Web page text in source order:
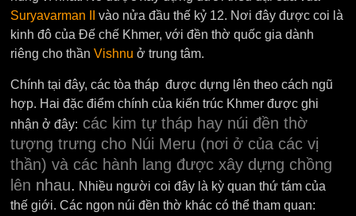
Suryavarman II
vào nửa đầu thế kỷ 12. Nơi đây được coi là
kinh đô của Đế chế Khmer, với đền thờ quốc gia dành
riêng cho thầnVishnu ở trung tâm.
Chính tại đây, các tòa tháp được dựng lên theo cách ngũ
hợp. Hai đặc điểm chính của kiến ​​trúc Khmer được ghi
nhận ở đây: các kim tự tháp hay núi đền thờ
tượng trưng cho Núi Meru (nơi ở của các vị
thần) và các hành lang được xây dựng chồng
lên nhau. Nhiều người coi đây là kỳ quan thứ tám của
thế giới. Các ngọn núi đền thờ khác có thể tham quan: